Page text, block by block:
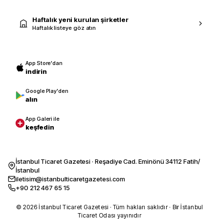
Haftalık yeni kurulan şirketler
Haftalık listeye göz atın
App Store'dan
indirin
Google Play'den
alın
App Galeri ile
keşfedin
İstanbul Ticaret Gazetesi · Reşadiye Cad. Eminönü 34112 Fatih/
İstanbul
iletisim@istanbulticaretgazetesi.com
+90 212 467 65 15
© 2026 İstanbul Ticaret Gazetesi · Tüm hakları saklıdır · Bir İstanbul
Ticaret Odası yayınıdır